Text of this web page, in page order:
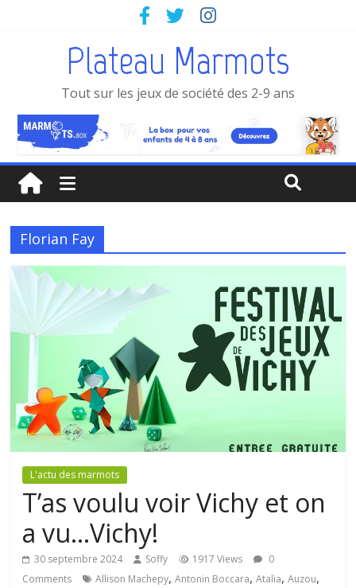
Plateau Marmots
Tout sur les jeux de société des 2-9 ans
Florian Fay
L'actu des marmots
T’as voulu voir Vichy et on
a vu…Vichy!
30 septembre 2024 Soffy 1917 Views
0
Comments
Allison Machepy,Antonin Boccara,Atalia,Auzou,